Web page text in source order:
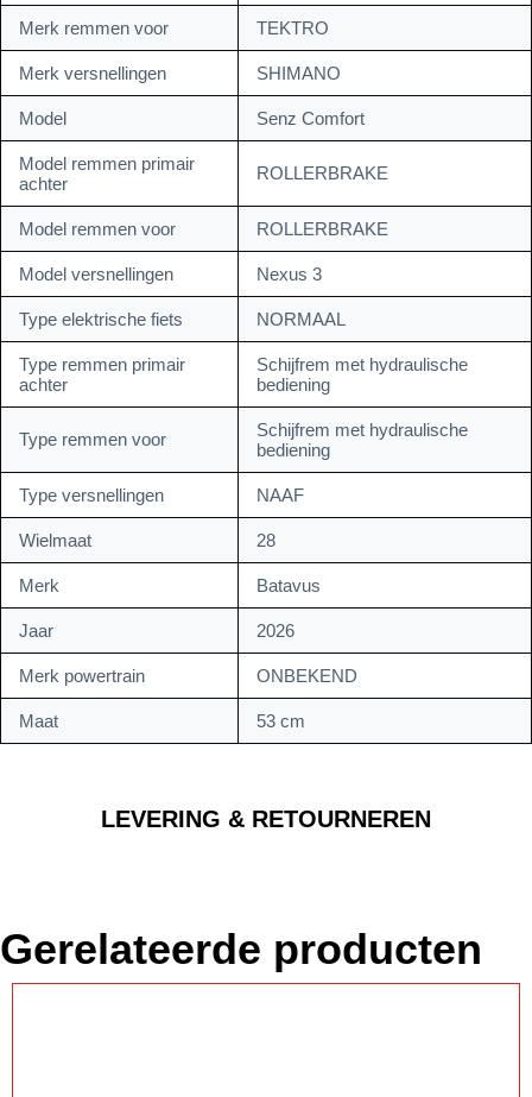
LEVERING & RETOURNEREN
Merk remmen voor TEKTRO
Merk versnellingen SHIMANO
Model Senz Comfort
Model remmen primair
achter
ROLLERBRAKE
Model remmen voor ROLLERBRAKE
Model versnellingen Nexus 3
Type elektrische fiets NORMAAL
Type remmen primair
achter
Schijfrem met hydraulische
bediening
Type remmen voor
Schijfrem met hydraulische
bediening
Type versnellingen NAAF
Wielmaat 28
Merk Batavus
Jaar 2026
Merk powertrain ONBEKEND
Maat 53 cm
Gerelateerde producten